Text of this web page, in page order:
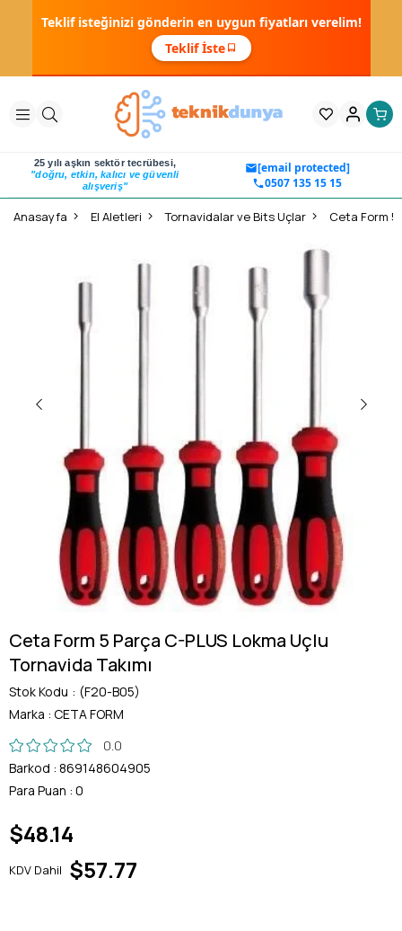
Teklif isteğinizi gönderin en uygun fiyatları verelim!
Teklif İste
25 yılı aşkın sektör tecrübesi,
"doğru, etkin, kalıcı ve güvenli
alışveriş"
[email protected]
0507 135 15 15
Anasayfa El Aletleri Tornavidalar ve Bits Uçlar
Ceta Form 5 Parça C-PLUS Lokma Uçlu
Tornavida Takımı
Stok Kodu
(F20-B05)
Marka : CETA FORM
0.0
Barkod : 869148604905
Para Puan : 0
$48.14
KDV Dahil $57.77